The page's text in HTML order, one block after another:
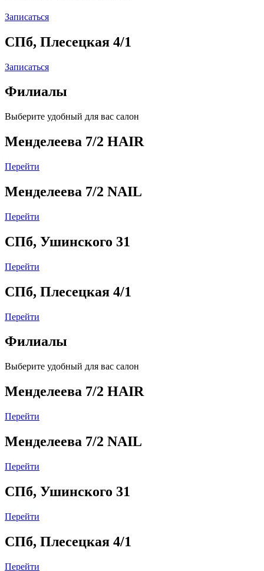
Записаться
СПб, Плесецкая 4/1
Записаться
Филиалы
Выберите удобный для вас салон
Менделеева 7/2 HAIR
Перейти
Менделеева 7/2 NAIL
Перейти
СПб, Ушинского 31
Перейти
СПб, Плесецкая 4/1
Перейти
Филиалы
Выберите удобный для вас салон
Менделеева 7/2 HAIR
Перейти
Менделеева 7/2 NAIL
Перейти
СПб, Ушинского 31
Перейти
СПб, Плесецкая 4/1
Перейти